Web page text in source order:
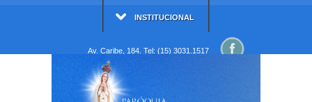
INSTITUCIONAL
Av. Caribe, 184. Tel: (15) 3031.1517